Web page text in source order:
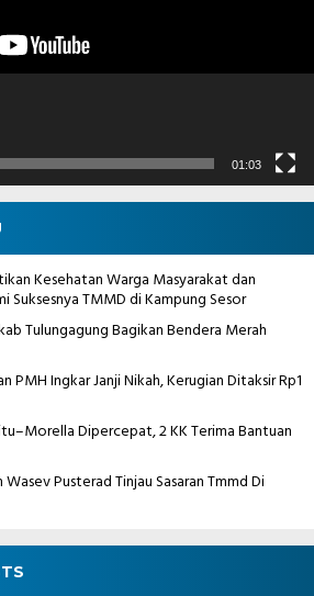
01:03
Kesehatan Warga Masyarakat dan
Suksesnya TMMD di Kampung Sesor
Tulungagung Bagikan Bendera Merah
PMH Ingkar Janji Nikah, Kerugian Ditaksir Rp1
Dipercepat, 2 KK Terima Bantuan
Pusterad Tinjau Sasaran Tmmd Di